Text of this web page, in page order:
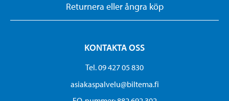
Returnera eller ångra köp
KONTAKTA OSS
Tel. 09 427 05 830
asiakaspalvelu@biltema.fi